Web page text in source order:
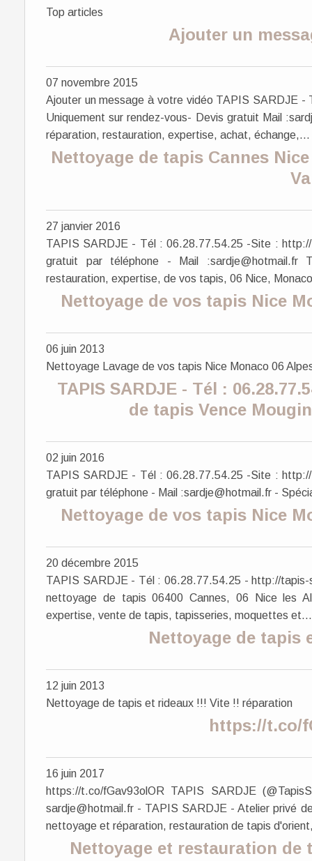
Top articles
Ajouter un
07 novembre 2015
Ajouter un message à votre vidéo TAPIS SARDJE
Uniquement sur rendez-vous- Devis gratuit Mail
réparation, restauration, expertise, achat, échange,...
Nettoyage de tapis Cannes
27 janvier 2016
TAPIS SARDJE - Tél : 06.28.77.54.25 -Site :
gratuit par téléphone - Mail :sardje@hotmail.fr
restauration, expertise, de vos tapis, 06 Nice,
Nettoyage de vos tapis Nice
06 juin 2013
Nettoyage Lavage de vos tapis Nice Monaco 06
TAPIS SARDJE - Tél :
de tapis Vence
02 juin 2016
TAPIS SARDJE - Tél : 06.28.77.54.25 -Site :
gratuit par téléphone - Mail :sardje@hotmail.fr -
Nettoyage de vos tapis Nice
20 décembre 2015
TAPIS SARDJE - Tél : 06.28.77.54.25 - http://
nettoyage de tapis 06400 Cannes, 06 Nice les
expertise, vente de tapis, tapisseries, moquettes et...
Nettoyage de tapis
12 juin 2013
Nettoyage de tapis et rideaux !!! Vite !! réparation
https://t.co/
16 juin 2017
https://t.co/fGav93olOR TAPIS SARDJE
sardje@hotmail.fr - TAPIS SARDJE - Atelier privé
nettoyage et réparation, restauration de tapis
Nettoyage et restauration de